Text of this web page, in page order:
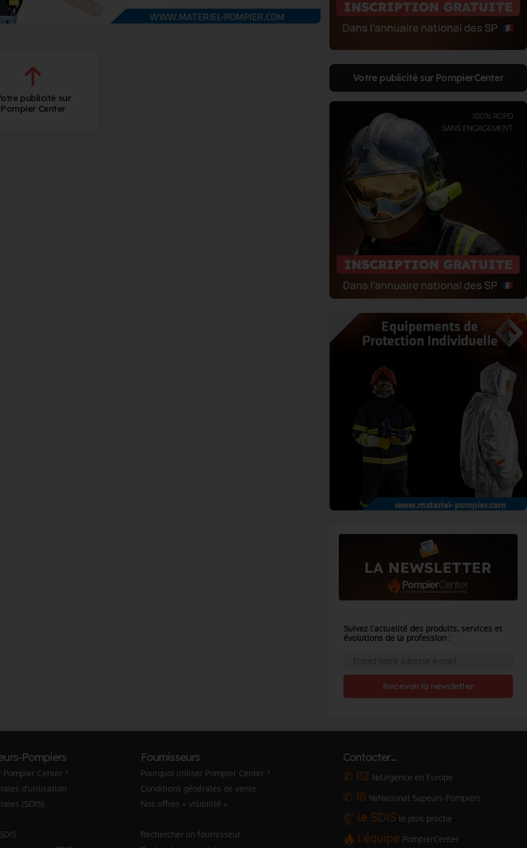
publicité sur
Pompier Center
Votre publicité sur PompierCenter
Suivez l'actualité des produits, services et
évolutions de la profession :
Recevoir la newsletter
Pompiers
Center ?
d'utilisation
(SDIS)
Fournisseurs
Pourquoi utiliser Pompier Center ?
Conditions générales de vente
Nos offres « visibilité »
Rechercher un fournisseur
Contacter…
✆ 112 №Urgence en Europe
✆ 18 №National Sapeurs-Pompiers
le SDIS le plus proche
l'équipe PompierCenter